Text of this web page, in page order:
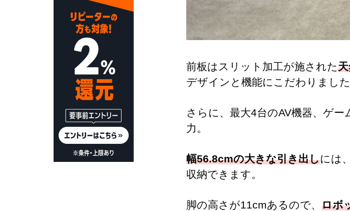
前板はスリット加工が施された
デザインと機能にこだわりました
さらに、最大4台のAV機器、ゲ
力。
幅56.8cmの大きな引き出しには
収納できます。
脚の高さが11cmあるので、 ロボ